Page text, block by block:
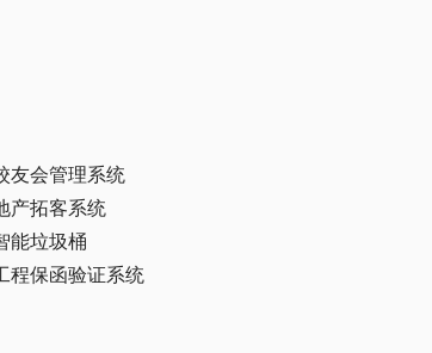
友会管理系统
产拓客系统
能垃圾桶
程保函验证系统